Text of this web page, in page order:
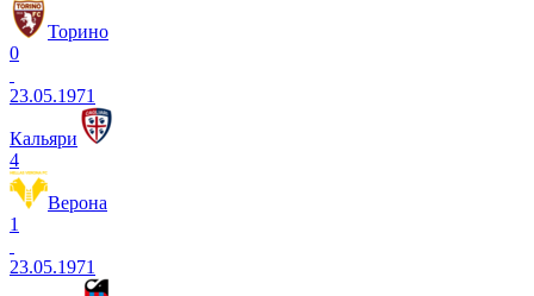
Торино
0
23.05.1971
Кальяри
4
Верона
1
23.05.1971